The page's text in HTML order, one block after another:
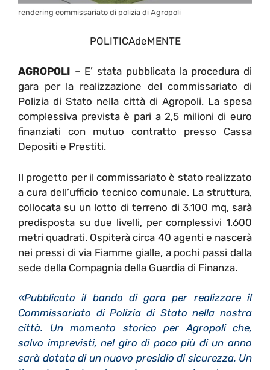
rendering commissariato di polizia di Agropoli
POLITICAdeMENTE
AGROPOLI – E’ stata pubblicata la procedura di
gara per la realizzazione del commissariato di
Polizia di Stato nella città di Agropoli. La spesa
complessiva prevista è pari a 2,5 milioni di euro
finanziati con mutuo contratto presso Cassa
Depositi e Prestiti.
Il progetto per il commissariato è stato realizzato
a cura dell’ufficio tecnico comunale. La struttura,
collocata su un lotto di terreno di 3.100 mq, sarà
predisposta su due livelli, per complessivi 1.600
metri quadrati. Ospiterà circa 40 agenti e nascerà
nei pressi di via Fiamme gialle, a pochi passi dalla
sede della Compagnia della Guardia di Finanza.
«Pubblicato il bando di gara per realizzare il
Commissariato di Polizia di Stato nella nostra
città. Un momento storico per Agropoli che,
salvo imprevisti, nel giro di poco più di un anno
sarà dotata di un nuovo presidio di sicurezza. Un